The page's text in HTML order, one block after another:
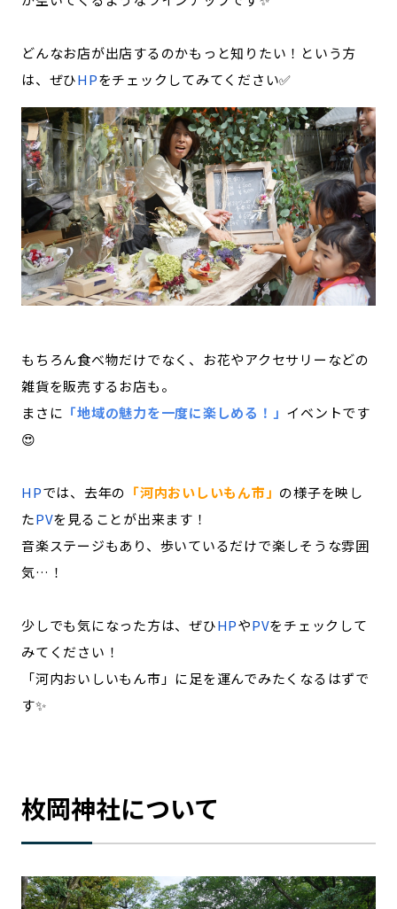
どんなお店が出店するのかもっと知りたい！という方
は、ぜひHPをチェックしてみてください✅
もちろん食べ物だけでなく、お花やアクセサリーなどの
雑貨を販売するお店も。
まさに 「地域の魅力を一度に楽しめる！」 イベントです
😍
HPでは、去年の 「河内おいしいもん市」 の様子を映し
たPVを見ることが出来ます！
音楽ステージもあり、歩いているだけで楽しそうな雰囲
気…！
少しでも気になった方は、ぜひHPやPVをチェックして
みてください！
「河内おいしいもん市」に足を運んでみたくなるはずで
す✨
枚岡神社について